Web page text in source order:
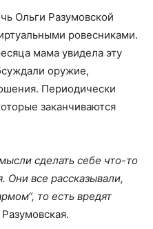
Ольги Разумовской
ровесниками.
мама увидела эту
оружие,
Периодически
заканчиваются
сделать себе что-то
Они все рассказывали,
то есть вредят